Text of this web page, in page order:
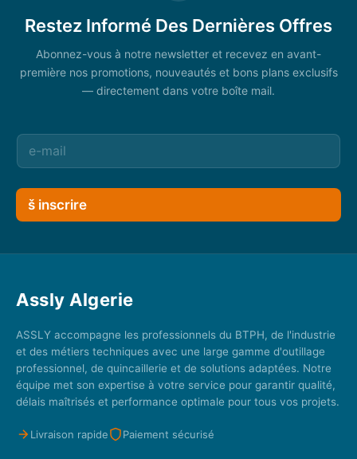
Restez Informé Des Dernières Offres
Abonnez-vous à notre newsletter et recevez en avant-
première nos promotions, nouveautés et bons plans exclusifs
— directement dans votre boîte mail.
š inscrire
Assly Algerie
ASSLY accompagne les professionnels du BTPH, de l'industrie
et des métiers techniques avec une large gamme d'outillage
professionnel, de quincaillerie et de solutions adaptées. Notre
équipe met son expertise à votre service pour garantir qualité,
délais maîtrisés et performance optimale pour tous vos projets.
Livraison rapide Paiement sécurisé